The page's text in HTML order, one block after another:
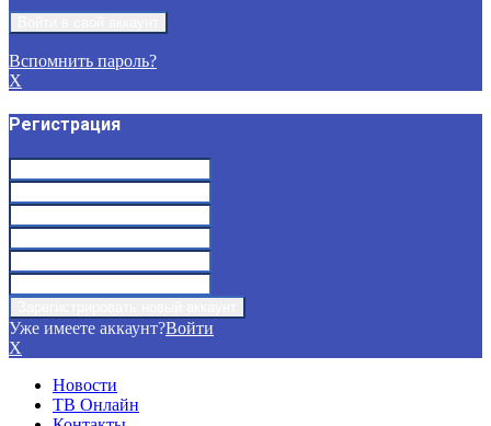
Вспомнить пароль?
X
Регистрация
Уже имеете аккаунт?Войти
X
Новости
ТВ Онлайн